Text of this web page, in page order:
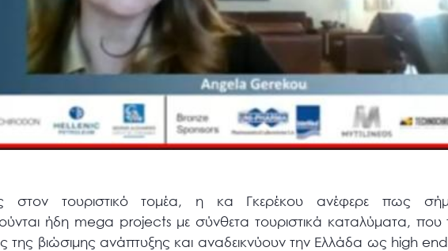
στον τουριστικό τομέα, η κα Γκερέκου ανέφερε πως
ήδη mega projects με σύνθετα τουριστικά καταλύματα, που
της βιώσιμης ανάπτυξης και αναδεικνύουν την Ελλάδα ως high